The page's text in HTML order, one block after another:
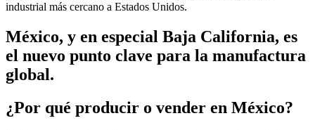
industrial más cercano a Estados Unidos.
México, y en especial Baja California, es
el nuevo punto clave para la manufactura
global.
¿Por qué producir o vender en México?